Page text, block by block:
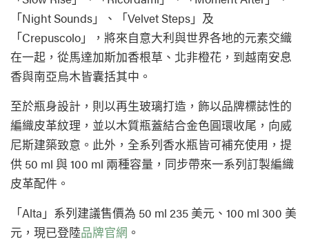
「Night Sounds」、「Velvet Steps」及
「Crepuscolo」，將來自意大利與世界各地的元素交織
在一起，從馬達加斯加香根草、北非橙花，到越南安息
香與南亞烏木皆囊括其中。
至於瓶身設計，則以再生玻璃打造，飾以品牌標誌性的
編織皮革紋理，並以木質瓶蓋結合金色圓環收尾，向威
尼斯建築致意。此外，全系列香水瓶皆可補充使用，提
供 50 ml 與 100 ml 兩種容量，同步帶來一系列訂製編織
皮革配件。
「Alta」系列建議售價為 50 ml 235 美元、100 ml 300 美
元，現已登陸品牌官網 。